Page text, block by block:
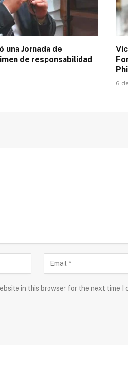
una Jornada de
de responsabilidad
6
in this browser for the next time I